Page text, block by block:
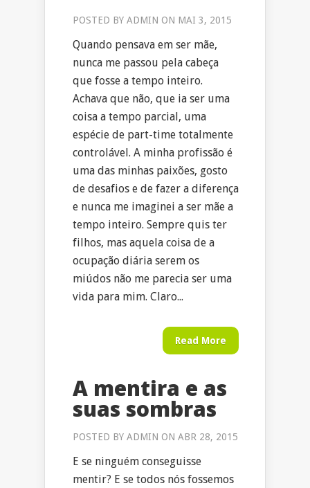
POSTED BY ADMIN ON MAI 3, 2015
Quando pensava em ser mãe,
nunca me passou pela cabeça
que fosse a tempo inteiro.
Achava que não, que ia ser uma
coisa a tempo parcial, uma
espécie de part-time totalmente
controlável. A minha profissão é
uma das minhas paixões, gosto
de desafios e de fazer a diferença
e nunca me imaginei a ser mãe a
tempo inteiro. Sempre quis ter
filhos, mas aquela coisa de a
ocupação diária serem os
miúdos não me parecia ser uma
vida para mim. Claro...
Read More
A mentira e as
suas sombras
POSTED BY ADMIN ON ABR 28, 2015
E se ninguém conseguisse
mentir? E se todos nós fossemos